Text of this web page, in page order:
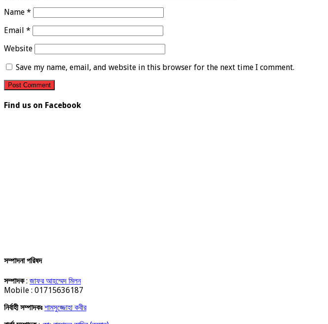
Name *
Email *
Website
Save my name, email, and website in this browser for the next time I comment.
Find us on Facebook
সম্পাদনা পরিষদ
সম্পাদক: জাফর আহম্মেদ মিলন
Mobile : 01715636187
নির্বাহী সম্পাদকঃশামসুজ্জোহা কবীর